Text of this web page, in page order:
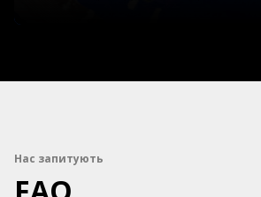
Нас запитують